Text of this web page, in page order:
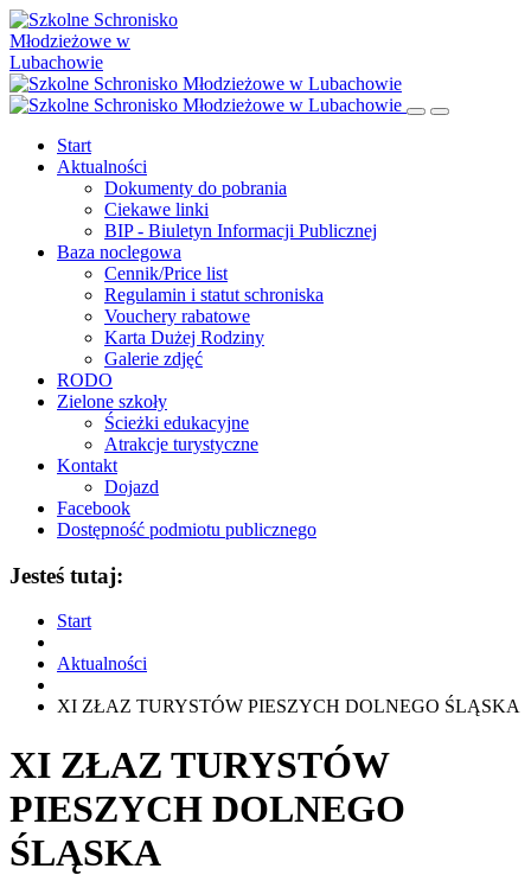
Start
Aktualności
Dokumenty do pobrania
Ciekawe linki
BIP - Biuletyn Informacji Publicznej
Baza noclegowa
Cennik/Price list
Regulamin i statut schroniska
Vouchery rabatowe
Karta Dużej Rodziny
Galerie zdjęć
RODO
Zielone szkoły
Ścieżki edukacyjne
Atrakcje turystyczne
Kontakt
Dojazd
Facebook
Dostępność podmiotu publicznego
Jesteś tutaj:
Start
Aktualności
XI ZŁAZ TURYSTÓW PIESZYCH DOLNEGO ŚLĄSKA
XI ZŁAZ TURYSTÓW
PIESZYCH DOLNEGO
ŚLĄSKA